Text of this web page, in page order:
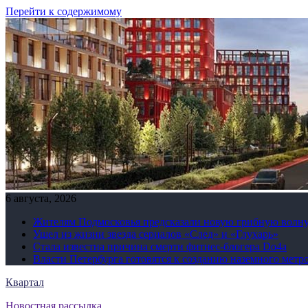
Перейти к содержимому
6 августа, 2026
Жителям Подмосковья предсказали новую грибную
Ушел из жизни звезда сериалов «След» и «Глухарь»
Стала известна причина смерти фитнес-блогера Do4а
Власти Петербурга готовятся к созданию наземного
Квартал
Новостная рассылка